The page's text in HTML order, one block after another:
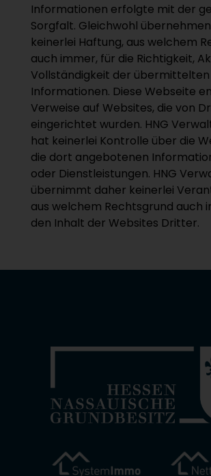
Informationen erfolgte mit der
Sorgfalt. Gleichwohl
keinerlei Haftung, aus welchem
auch immer, für die Richtigkeit,
Vollständigkeit der übermittelten
Informationen. Diese Webseite
Verweise auf Websites, die von
eingerichtet wurden. HNG
hat keinerlei Kontrolle über die
die dort angebotenen
oder Dienstleistungen. HNG
übernimmt daher keinerlei
aus welchem Rechtsgrund auch
den Inhalt der Websites Dritter.